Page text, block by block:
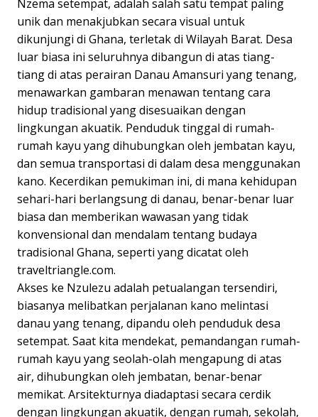
Nzema setempat, adalah salah satu tempat paling
unik dan menakjubkan secara visual untuk
dikunjungi di Ghana, terletak di Wilayah Barat. Desa
luar biasa ini seluruhnya dibangun di atas tiang-
tiang di atas perairan Danau Amansuri yang tenang,
menawarkan gambaran menawan tentang cara
hidup tradisional yang disesuaikan dengan
lingkungan akuatik. Penduduk tinggal di rumah-
rumah kayu yang dihubungkan oleh jembatan kayu,
dan semua transportasi di dalam desa menggunakan
kano. Kecerdikan pemukiman ini, di mana kehidupan
sehari-hari berlangsung di danau, benar-benar luar
biasa dan memberikan wawasan yang tidak
konvensional dan mendalam tentang budaya
tradisional Ghana, seperti yang dicatat oleh
traveltriangle.com.
Akses ke Nzulezu adalah petualangan tersendiri,
biasanya melibatkan perjalanan kano melintasi
danau yang tenang, dipandu oleh penduduk desa
setempat. Saat kita mendekat, pemandangan rumah-
rumah kayu yang seolah-olah mengapung di atas
air, dihubungkan oleh jembatan, benar-benar
memikat. Arsitekturnya diadaptasi secara cerdik
dengan lingkungan akuatik, dengan rumah, sekolah,